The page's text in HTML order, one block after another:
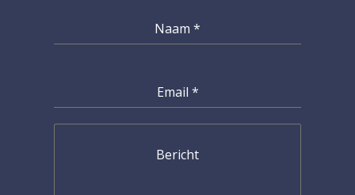
Naam *
Email *
Bericht